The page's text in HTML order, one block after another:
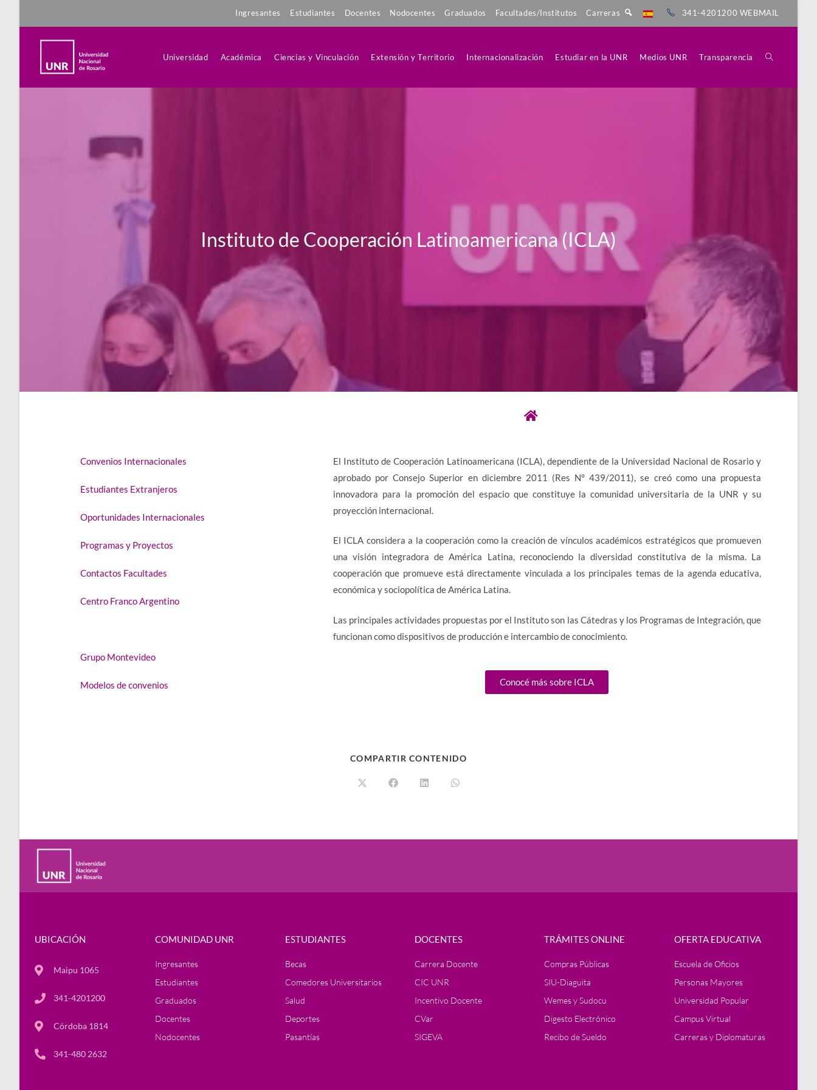
Ingresantes Estudiantes Docentes Nodocentes Graduados Facultades/Institutos Carreras 341-4201200 WEBMAIL
Universidad Académica Ciencias y Vinculación Extensión y Territorio Internacionalización Estudiar en la UNR Medios UNR Transparencia
Instituto de Cooperación Latinoamericana (ICLA)
Convenios Internacionales
Estudiantes Extranjeros
Oportunidades Internacionales
Programas y Proyectos
Contactos Facultades
Centro Franco Argentino
Grupo Montevideo
Modelos de convenios
El Instituto de Cooperación Latinoamericana (ICLA), dependiente de la Universidad Nacional de Rosario y
aprobado por Consejo Superior en diciembre 2011 (Res N° 439/2011), se creó como una propuesta
innovadora para la promoción del espacio que constituye la comunidad universitaria de la UNR y su
proyección internacional.
El ICLA considera a la cooperación como la creación de vínculos académicos estratégicos que promueven
una visión integradora de América Latina, reconociendo la diversidad constitutiva de la misma. La
cooperación que promueve está directamente vinculada a los principales temas de la agenda educativa,
económica y sociopolítica de América Latina.
Las principales actividades propuestas por el Instituto son las Cátedras y los Programas de Integración, que
funcionan como dispositivos de producción e intercambio de conocimiento.
Conocé más sobre ICLA
COMPARTIR CONTENIDO
UBICACIÓN
Maipu 1065
341-4201200
Córdoba 1814
341-480 2632
COMUNIDAD UNR
Ingresantes
Estudiantes
Graduados
Docentes
Nodocentes
ESTUDIANTES
Becas
Comedores Universitarios
Salud
Deportes
Pasantías
DOCENTES
Carrera Docente
CIC UNR
Incentivo Docente
CVar
SIGEVA
TRÁMITES ONLINE
Compras Públicas
SIU-Diaguita
Wemes y Sudocu
Digesto Electrónico
Recibo de Sueldo
OFERTA EDUCATIVA
Escuela de Oficios
Personas Mayores
Universidad Popular
Campus Virtual
Carreras y Diplomaturas